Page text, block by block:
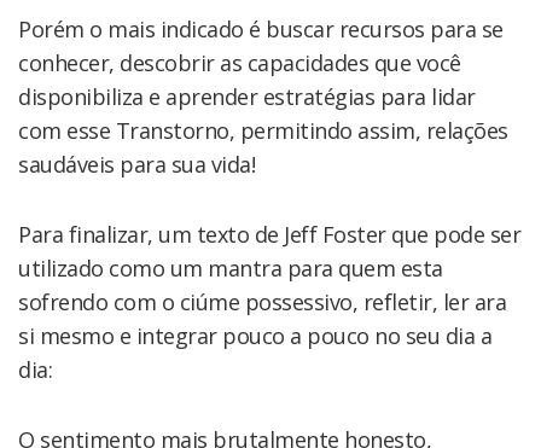
Porém o mais indicado é buscar recursos para se
conhecer, descobrir as capacidades que você
disponibiliza e aprender estratégias para lidar
com esse Transtorno, permitindo assim, relações
saudáveis para sua vida!
Para finalizar, um texto de Jeff Foster que pode ser
utilizado como um mantra para quem esta
sofrendo com o ciúme possessivo, refletir, ler ara
si mesmo e integrar pouco a pouco no seu dia a
dia:
O sentimento mais brutalmente honesto,